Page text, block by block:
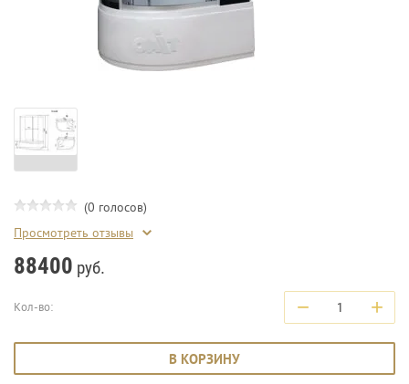
(0 голосов)
Просмотреть отзывы
88400 руб.
Кол-во: − +
В КОРЗИНУ